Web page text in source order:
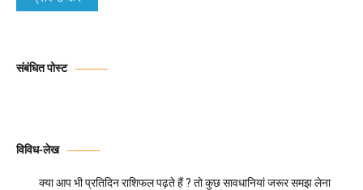
संबंधित पोस्ट
विविध-लेख
क्या आप भी प्रतिदिन राशिफल पढ़ते हैं ? तो कुछ सावधानियां जरूर समझ लेना